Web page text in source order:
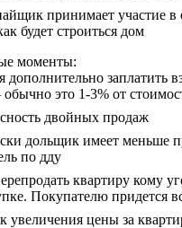
принимает участие
будет строиться дом
моменты:
дополнительно заплатить
это 1-3% от
двойных продаж
дольщик имеет меньше
по дду
квартиру кому
Покупателю придется
увеличения цены за